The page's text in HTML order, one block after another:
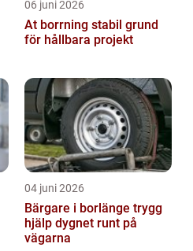
06 juni 2026
At borrning stabil grund
för hållbara projekt
04 juni 2026
Bärgare i borlänge trygg
hjälp dygnet runt på
vägarna